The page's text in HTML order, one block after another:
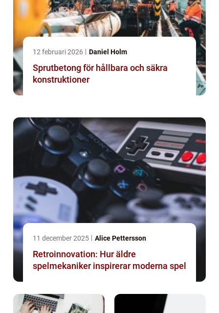
12 februari 2026 Daniel Holm
Sprutbetong för hållbara och säkra
konstruktioner
11 december 2025 Alice Pettersson
Retroinnovation: Hur äldre
spelmekaniker inspirerar moderna spel